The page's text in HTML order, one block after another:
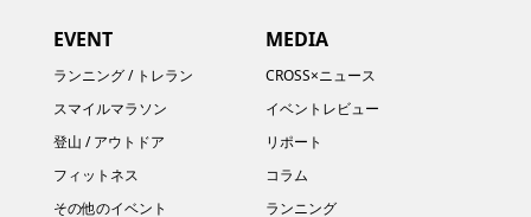
EVENT
ランニング / トレラン
スマイルマラソン
登山 / アウトドア
フィットネス
その他のイベント
MEDIA
CROSS×ニュース
イベントレビュー
リポート
コラム
ランニング